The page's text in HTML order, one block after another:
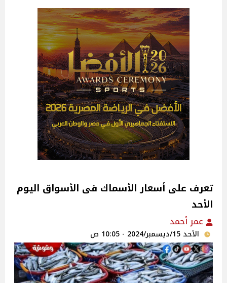
تعرف على أسعار الأسماك فى الأسواق اليوم
الأحد
عمر أحمد
الأحد 15/ديسمبر/2024 - 10:05 ص